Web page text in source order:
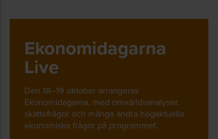
Ekonomidagarna
Live
Den 18–19 oktober arrangeras
Ekonomidagarna, med omvärldsanalyser,
skattefrågor och många andra högaktuella
ekonomiska frågor på programmet.